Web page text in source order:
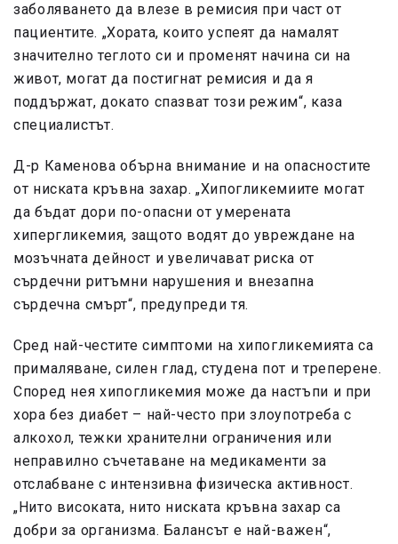
заболяването да влезе в ремисия при част от
пациентите. „Хората, които успеят да намалят
значително теглото си и променят начина си на
живот, могат да постигнат ремисия и да я
поддържат, докато спазват този режим“, каза
специалистът.
Д-р Каменова обърна внимание и на опасностите
от ниската кръвна захар. „Хипогликемиите могат
да бъдат дори по-опасни от умерената
хипергликемия, защото водят до увреждане на
мозъчната дейност и увеличават риска от
сърдечни ритъмни нарушения и внезапна
сърдечна смърт“, предупреди тя.
Сред най-честите симптоми на хипогликемията са
прималяване, силен глад, студена пот и треперене.
Според нея хипогликемия може да настъпи и при
хора без диабет – най-често при злоупотреба с
алкохол, тежки хранителни ограничения или
неправилно съчетаване на медикаменти за
отслабване с интензивна физическа активност.
„Нито високата, нито ниската кръвна захар са
добри за организма. Балансът е най-важен“,